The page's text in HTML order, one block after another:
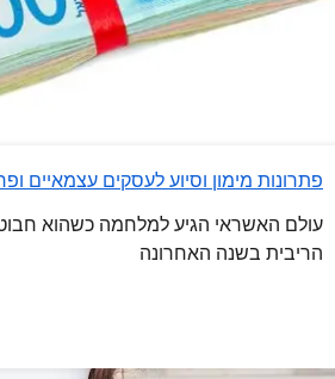
פתרונות מימון וסיוע לעסקים עצמאיים
עולם האשראי הגיע למלחמה כשהוא
הריבית בשנה האחרונה